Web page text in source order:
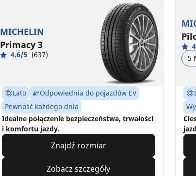
MICHELIN
Primacy 3
4.6/5 (637)
Lato
Odpowiednia do pojazdów EV
Pewność każdego dnia
Idealne połączenie bezpieczeństwa, trwałości
i komfortu jazdy.
Znajdź rozmiar
Zobacz szczegóły
5